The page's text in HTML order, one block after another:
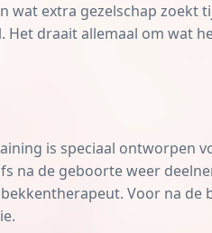
wat extra gezelschap zoekt
draait allemaal om wat
is speciaal ontworpen
na de geboorte weer
Voor na de